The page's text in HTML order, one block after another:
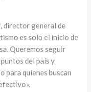
director general de
es solo el inicio de
Queremos seguir
del país y
para quienes buscan